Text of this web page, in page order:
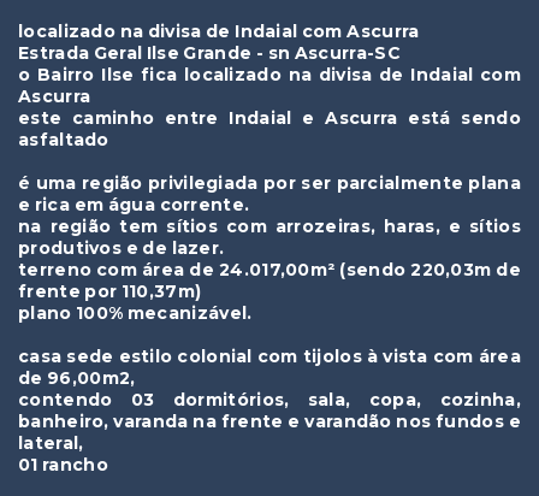
localizado na divisa de Indaial com Ascurra
Estrada Geral Ilse Grande - sn Ascurra-SC
o Bairro Ilse fica localizado na divisa de Indaial com
Ascurra
este caminho entre Indaial e Ascurra está sendo
asfaltado
é uma região privilegiada por ser parcialmente plana
e rica em água corrente.
na região tem sítios com arrozeiras, haras, e sítios
produtivos e de lazer.
terreno com área de 24.017,00m² (sendo 220,03m de
frente por 110,37m)
plano 100% mecanizável.
casa sede estilo colonial com tijolos à vista com área
de 96,00m2,
contendo 03 dormitórios, sala, copa, cozinha,
banheiro, varanda na frente e varandão nos fundos e
lateral,
01 rancho